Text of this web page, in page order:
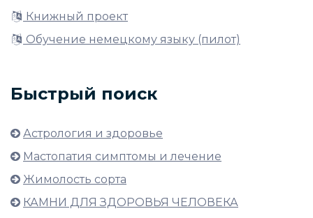
Книжный проект
Обучение немецкому языку (пилот)
Быстрый поиск
Астрология и здоровье
Мастопатия симптомы и лечение
Жимолость сорта
КАМНИ ДЛЯ ЗДОРОВЬЯ ЧЕЛОВЕКА